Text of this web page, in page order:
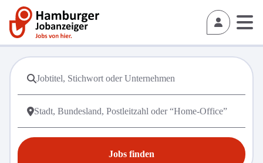
Jobs finden